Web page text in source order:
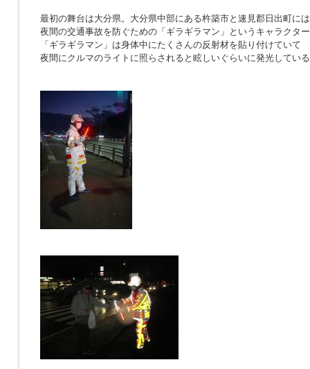
最初の舞台は大分県。大分県中部にある杵築市と速見郡日出町には
夜間の交通事故を防ぐための「ギラギラマン」というキャラクタ
「ギラギラマン」は身体中にたくさんの反射材を貼り付けていて
夜間にクルマのライトに照らされると眩しいぐらいに発光している